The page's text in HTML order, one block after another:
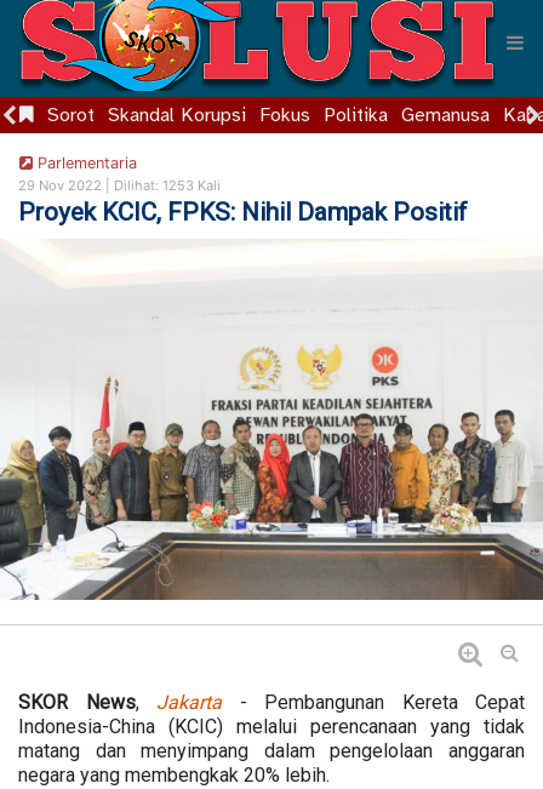
Sorot Skandal Korupsi Fokus Politika Gemanusa
Parlementaria
29 Nov 2022 | Dilihat: 1253 Kali
Proyek KCIC, FPKS: Nihil Dampak Positif
SKOR News, Jakarta - Pembangunan Kereta Cepat
Indonesia-China (KCIC) melalui perencanaan yang tidak
matang dan menyimpang dalam pengelolaan anggaran
negara yang membengkak 20% lebih.